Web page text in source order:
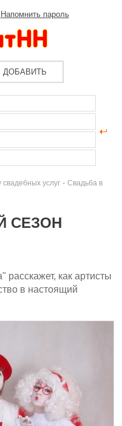
Напомнить пароль
ДОБАВИТЬ
услуг - Свадьба в
СЕЗОН
расскажет, как артисты
в настоящий